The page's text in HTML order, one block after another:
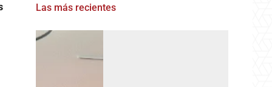
Las más recientes